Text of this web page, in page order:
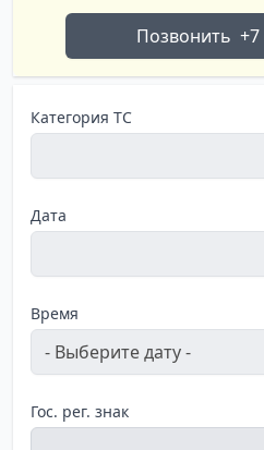
Позвонить +7
Категория ТС
Дата
Время
Гос. рег. знак